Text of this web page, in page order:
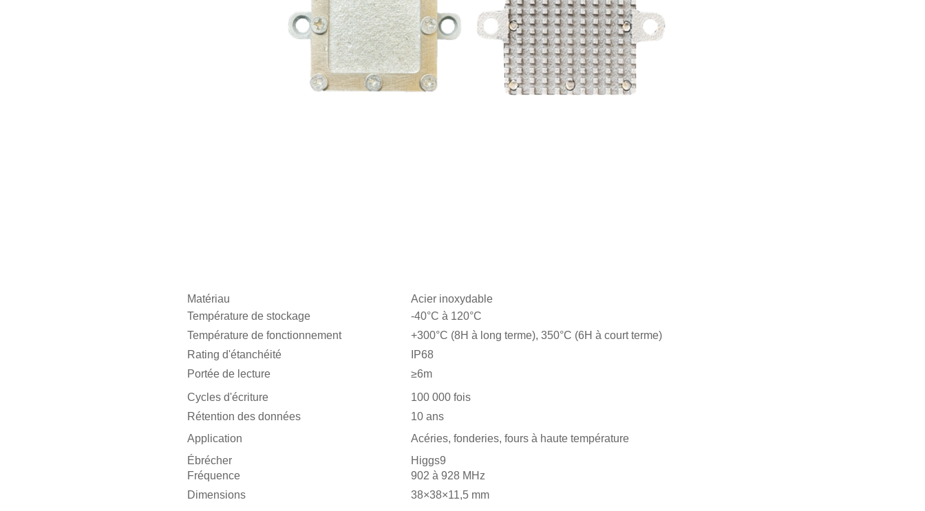
Matériau
Acier inoxydable
Température de stockage
-40°C à 120°C
Température de fonctionnement
+300°C (8H à long terme), 350°C (6H à court terme)
Rating d'étanchéité
IP68
Portée de lecture
≥6m
Cycles d'écriture
100 000 fois
Rétention des données
10 ans
Application
Acéries, fonderies, fours à haute température
Ébrécher
Higgs9
Fréquence
902 à 928 MHz
Dimensions
38×38×11,5 mm